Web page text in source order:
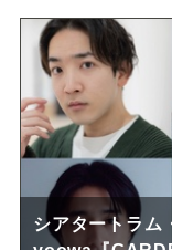
シアタートラム